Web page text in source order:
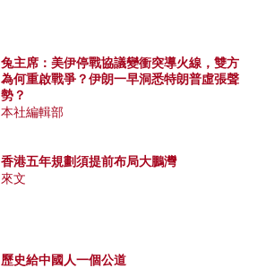
兔主席：美伊停戰協議變衝突導火線，雙方
為何重啟戰爭？伊朗一早洞悉特朗普虛張聲
勢？
本社編輯部
香港五年規劃須提前布局大鵬灣
來文
歷史給中國人一個公道